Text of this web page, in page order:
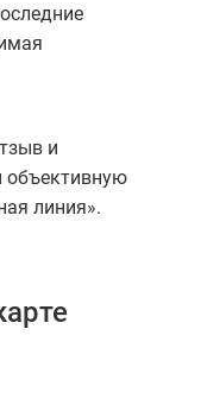
и
объективную
линия».